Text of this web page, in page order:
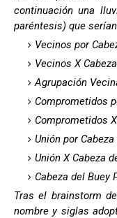
continuación una
paréntesis) que
Vecinos por
Vecinos X
Agrupación
Comprometidos
Comprometidos
Unión por Cabeza
Unión X Cabeza
Cabeza del Buey
Tras el brainstorm
nombre y siglas